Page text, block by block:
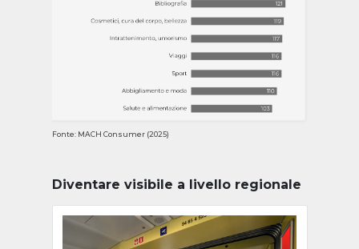
Fonte: MACH Consumer (2025)
Diventare visibile a livello regionale